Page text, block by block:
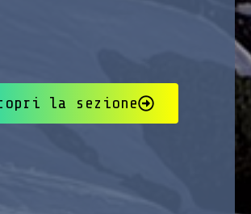
la sezione